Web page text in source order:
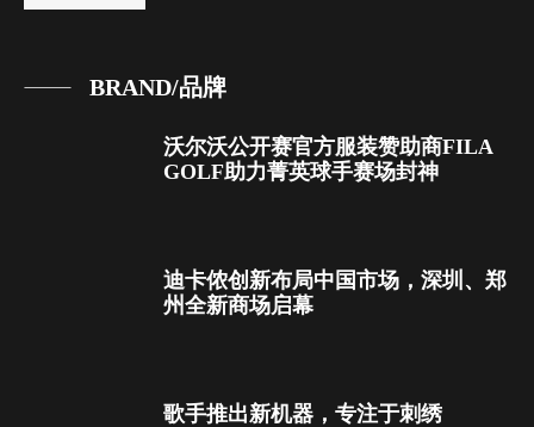
BRAND/品牌
沃尔沃公开赛官方服装赞助商FILA
GOLF助力菁英球手赛场封神
迪卡侬创新布局中国市场，深圳、郑
州全新商场启幕
歌手推出新机器，专注于刺绣